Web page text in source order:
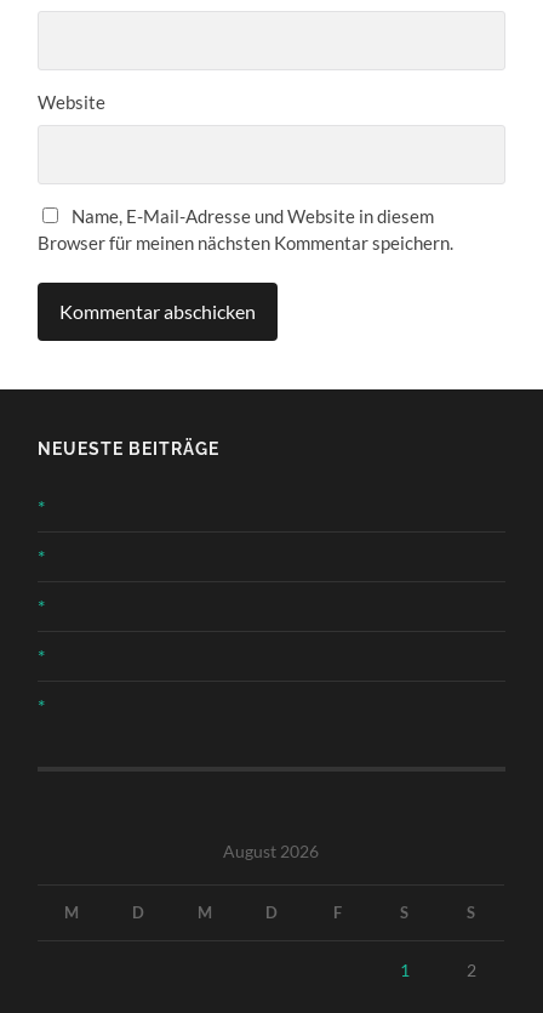
Website
Name, E-Mail-Adresse und Website in diesem
Browser für meinen nächsten Kommentar speichern.
NEUESTE BEITRÄGE
*
*
*
*
*
August 2026
M D M D F S S
1 2